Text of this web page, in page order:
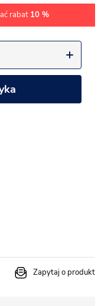
rabat 10 %
Zapytaj o produkt